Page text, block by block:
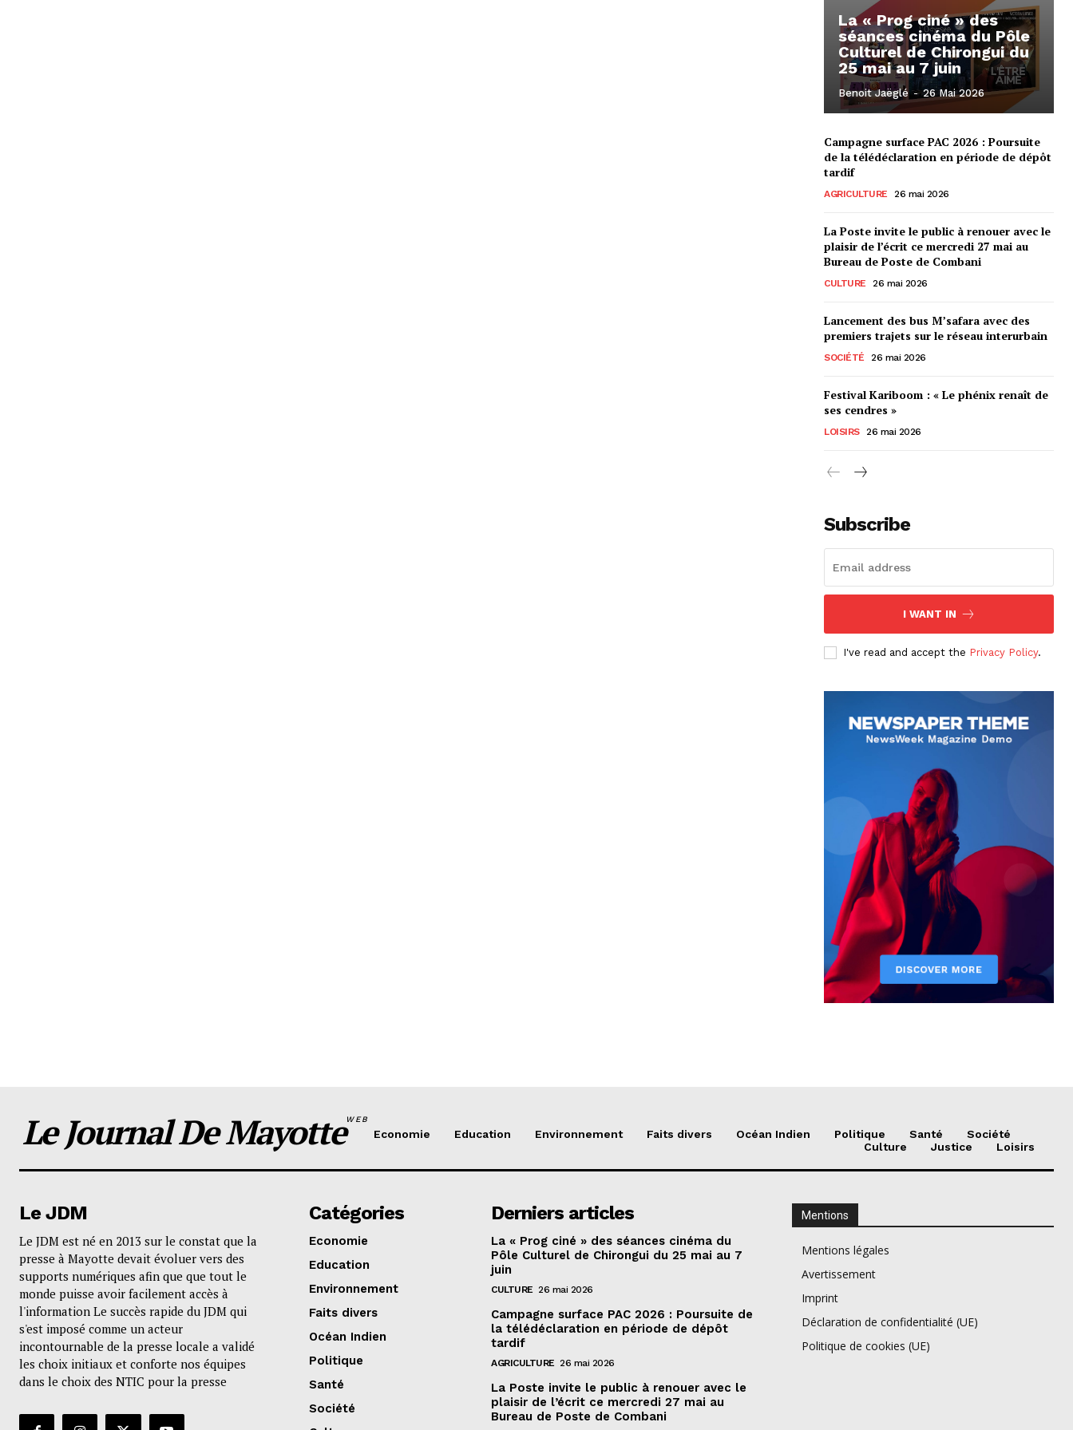
La « Prog ciné » des
séances cinéma du Pôle
Culturel de Chirongui du
25 mai au 7 juin
Benoit Jaëglé - 26 Mai 2026
Campagne surface PAC 2026 : Poursuite
de la télédéclaration en période de dépôt
tardif
AGRICULTURE 26 mai 2026
La Poste invite le public à renouer avec le
plaisir de l’écrit ce mercredi 27 mai au
Bureau de Poste de Combani
CULTURE 26 mai 2026
Lancement des bus M’safara avec des
premiers trajets sur le réseau interurbain
SOCIÉTÉ 26 mai 2026
Festival Kariboom : « Le phénix renaît de
ses cendres »
LOISIRS 26 mai 2026
Subscribe
I WANT IN
I've read and accept the Privacy Policy.
Le Journal De MayotteWEB
Economie Education Environnement Faits divers Océan Indien Politique Santé
Société
Culture
Justice Loisirs
Le JDM
Le JDM est né en 2013 sur le constat que la
presse à Mayotte devait évoluer vers des
supports numériques afin que que tout le
monde puisse avoir facilement accès à
l'information Le succès rapide du JDM qui
s'est imposé comme un acteur
incontournable de la presse locale a validé
les choix initiaux et conforte nos équipes
dans le choix des NTIC pour la presse
Catégories
Economie
Education
Environnement
Faits divers
Océan Indien
Politique
Santé
Société
Derniers articles
La « Prog ciné » des séances cinéma du
Pôle Culturel de Chirongui du 25 mai au 7
juin
CULTURE 26 mai 2026
Campagne surface PAC 2026 : Poursuite de
la télédéclaration en période de dépôt
tardif
AGRICULTURE 26 mai 2026
La Poste invite le public à renouer avec le
plaisir de l’écrit ce mercredi 27 mai au
Bureau de Poste de Combani
Mentions
Mentions légales
Avertissement
Imprint
Déclaration de confidentialité (UE)
Politique de cookies (UE)